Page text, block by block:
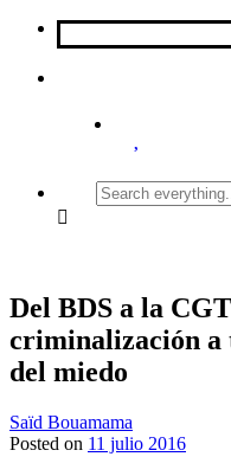
Search
everything...
Del BDS a la
criminalización a
del miedo
Saïd Bouamama
Posted on 11 julio 2016